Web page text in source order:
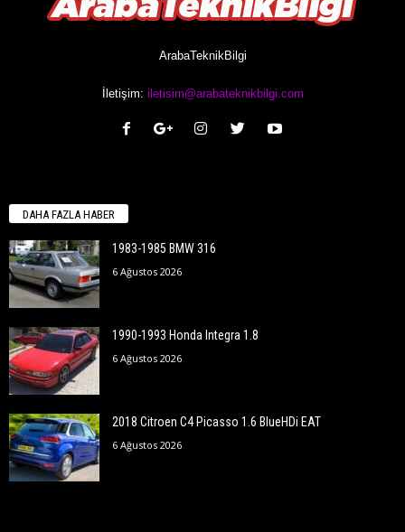
ArabaTeknikBilgi
İletişim: iletisim@arabateknikbilgi.com
DAHA FAZLA HABER
1983-1985 BMW 316
6 Ağustos 2026
1990-1993 Honda Integra 1.8
6 Ağustos 2026
2018 Citroen C4 Picasso 1.6 BlueHDi EAT
6 Ağustos 2026